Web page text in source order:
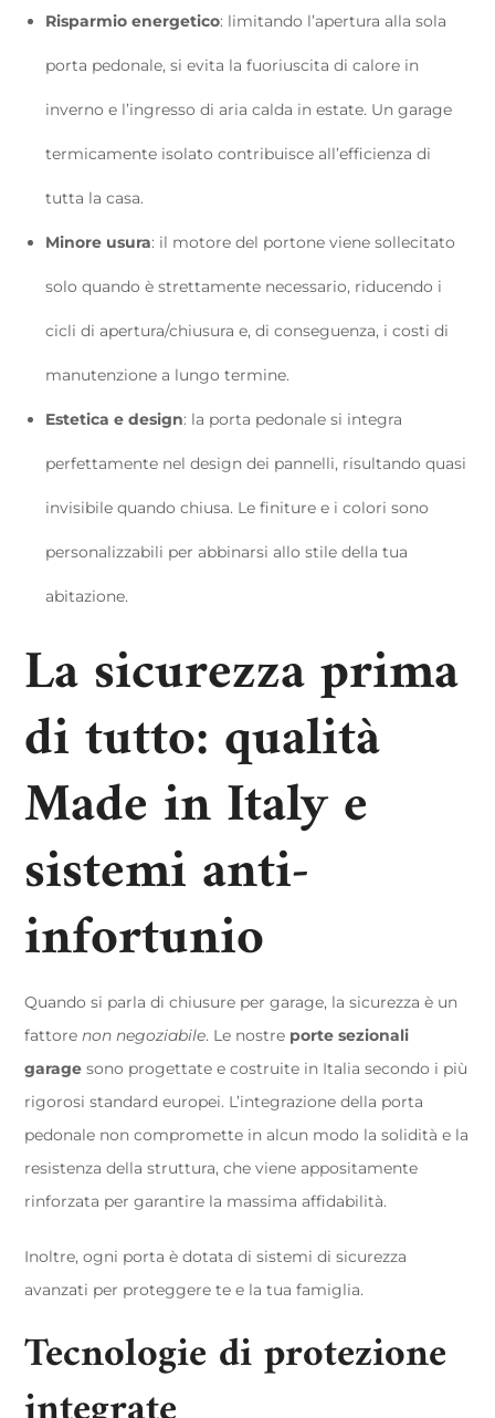
Risparmio energetico: limitando l’apertura alla sola
porta pedonale, si evita la fuoriuscita di calore in
inverno e l’ingresso di aria calda in estate. Un garage
termicamente isolato contribuisce all’efficienza di
tutta la casa.
Minore usura: il motore del portone viene sollecitato
solo quando è strettamente necessario, riducendo i
cicli di apertura/chiusura e, di conseguenza, i costi di
manutenzione a lungo termine.
Estetica e design: la porta pedonale si integra
perfettamente nel design dei pannelli, risultando quasi
invisibile quando chiusa. Le finiture e i colori sono
personalizzabili per abbinarsi allo stile della tua
abitazione.
La sicurezza prima
di tutto: qualità
Made in Italy e
sistemi anti-
infortunio
Quando si parla di chiusure per garage, la sicurezza è un
fattorenon negoziabile. Le nostre porte sezionali
garage sono progettate e costruite in Italia secondo i più
rigorosi standard europei. L’integrazione della porta
pedonale non compromette in alcun modo la solidità e la
resistenza della struttura, che viene appositamente
rinforzata per garantire la massima affidabilità.
Inoltre, ogni porta è dotata di sistemi di sicurezza
avanzati per proteggere te e la tua famiglia.
Tecnologie di protezione